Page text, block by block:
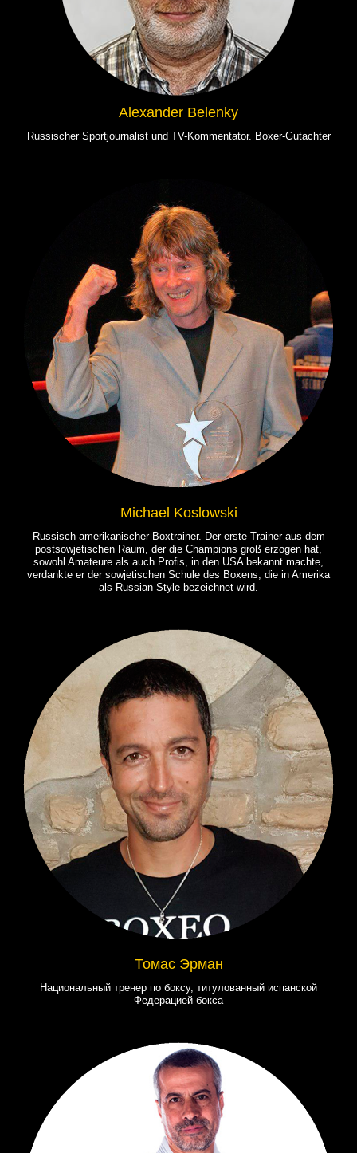
Alexander Belenky
Russischer Sportjournalist und TV-Kommentator. Boxer-Gutachter
Michael Koslowski
Russisch-amerikanischer Boxtrainer. Der erste Trainer aus dem
postsowjetischen Raum, der die Champions groß erzogen hat,
sowohl Amateure als auch Profis, in den USA bekannt machte,
verdankte er der sowjetischen Schule des Boxens, die in Amerika
als Russian Style bezeichnet wird.
Томас Эрман
Национальный тренер по боксу, титулованный испанской
Федерацией бокса